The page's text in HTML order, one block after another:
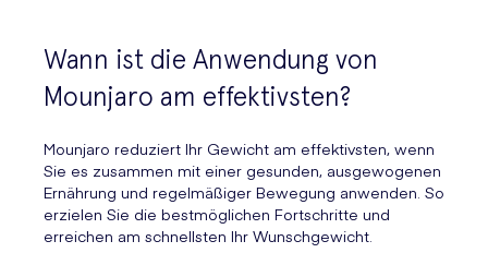
Wann ist die Anwendung von
Mounjaro am effektivsten?
Mounjaro reduziert Ihr Gewicht am effektivsten, wenn
Sie es zusammen mit einer gesunden, ausgewogenen
Ernährung und regelmäßiger Bewegung anwenden. So
erzielen Sie die bestmöglichen Fortschritte und
erreichen am schnellsten Ihr Wunschgewicht.